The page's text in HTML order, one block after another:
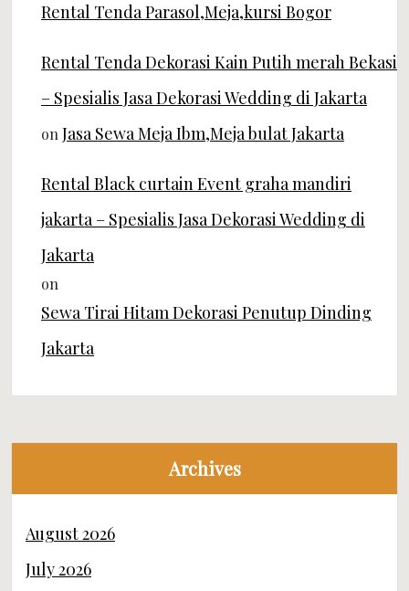
Rental Tenda Parasol,Meja,kursi Bogor
Rental Tenda Dekorasi Kain Putih merah Bekasi
– Spesialis Jasa Dekorasi Wedding di Jakarta
on Jasa Sewa Meja Ibm,Meja bulat Jakarta
Rental Black curtain Event graha mandiri
jakarta – Spesialis Jasa Dekorasi Wedding di
Jakarta
on
Sewa Tirai Hitam Dekorasi Penutup Dinding
Jakarta
Archives
August 2026
July 2026